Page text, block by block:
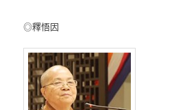
◎釋悟因